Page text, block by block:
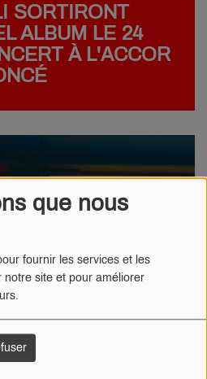
que nous
fournir les services et les
notre site et pour améliorer
SORTIRONT
ALBUM LE 24
À L'ACCOR